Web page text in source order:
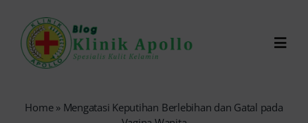
content
Home» Mengatasi Keputihan Berlebihan dan Gatal pada